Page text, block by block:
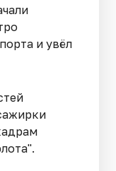
и увёл